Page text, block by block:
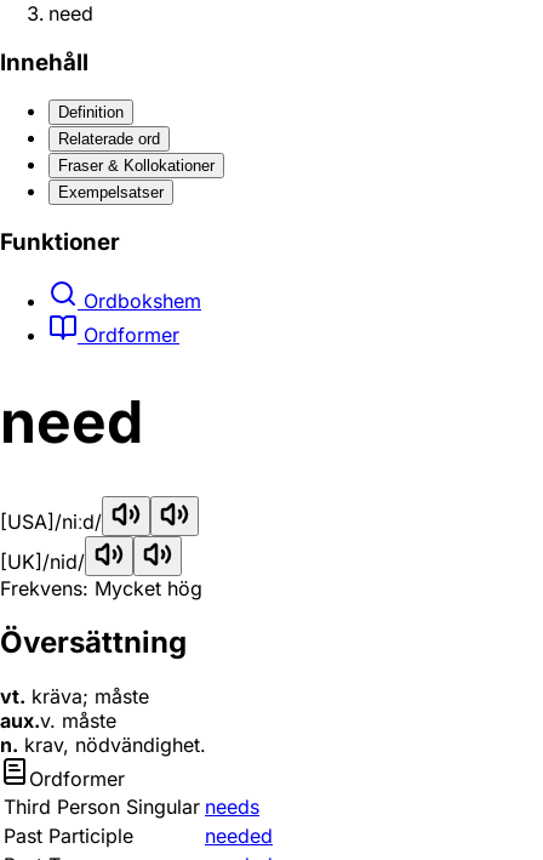
need
Innehåll
Definition
Relaterade ord
Fraser & Kollokationer
Exempelsatser
Funktioner
Ordbokshem
Ordformer
need
[USA] /niːd/
[UK] /nid/
Frekvens: Mycket hög
Översättning
vt. kräva; måste
aux.v. måste
n. krav, nödvändighet.
Ordformer
Third Person Singular needs
Past Participle
needed